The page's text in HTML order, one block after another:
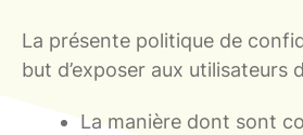
La présente politique de
but d’exposer aux utilisateurs
La manière dont sont